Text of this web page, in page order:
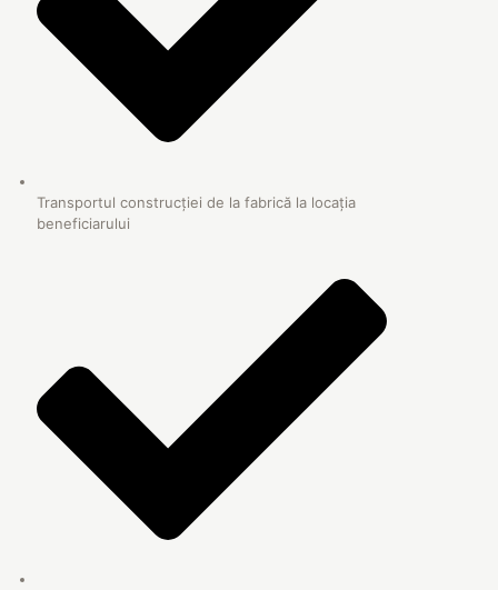
Transportul construcției de la fabrică la locația
beneficiarului